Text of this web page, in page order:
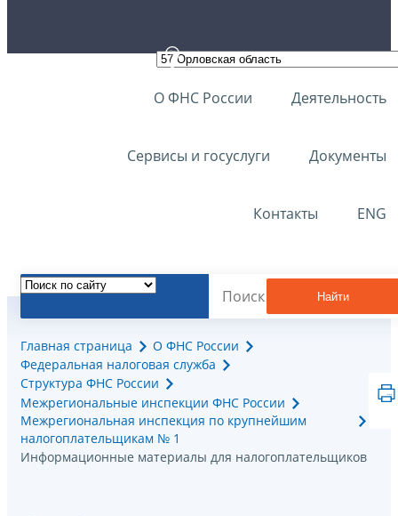
О ФНС России Деятельность
Сервисы и госуслуги Документы
Контакты ENG
Найти
Главная страница
О ФНС России
Федеральная налоговая служба
Структура ФНС России
Межрегиональные инспекции ФНС России
Межрегиональная инспекция по крупнейшим
налогоплательщикам № 1
Информационные материалы для налогоплательщиков